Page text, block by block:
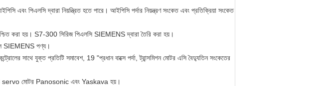
এবং পিএলসি দ্বারা নিয়ন্ত্রিত হতে পারে। আইপিসি পর্দার নিয়ন্ত্রণ সংকেত এবং প্রতিক্রিয়া সংকেত
করা হয়। S7-300 সিরিজ পিএলসি SIEMENS দ্বারা তৈরি করা হয়।
হল SIEMENS পণ্য।
সাথে যুক্ত প্রতিটি সমাবেশ, 19 "প্রধান বাক্সে পর্দা, ট্রান্সমিশন মোটর এসি বৈদ্যুতিন সংকেতের
servo মোটর Panosonic এবং Yaskava হয়।